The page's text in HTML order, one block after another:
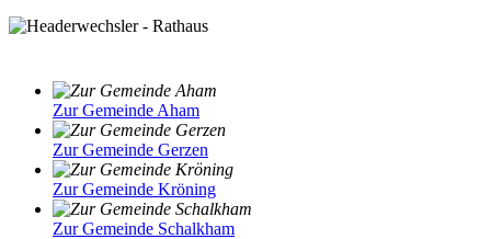
Zur Gemeinde Aham
Zur Gemeinde Gerzen
Zur Gemeinde Kröning
Zur Gemeinde Schalkham